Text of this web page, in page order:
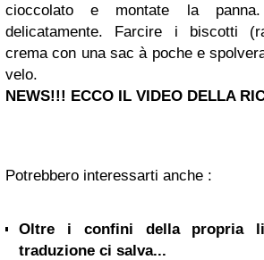
cioccolato e montate la
delicatamente. Farcire i biscotti
crema con una sac à poche e
velo.
NEWS!!! ECCO IL VIDEO DELLA
Potrebbero interessarti anche :
Oltre i confini della propria
traduzione ci salva...